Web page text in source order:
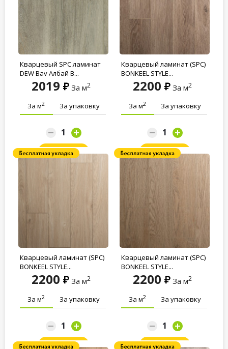
Кварцевый SPC ламинат
DEW Bay Албай B...
2019 За м2
За м2 За упаковку
Заказать
Кварцевый ламинат (SPC)
BONKEEL STYLE...
2200 За м2
За м2 За упаковку
Заказать
Кварцевый ламинат (SPC)
BONKEEL STYLE...
2200 За м2
За м2 За упаковку
Заказать
Кварцевый ламинат (SPC)
BONKEEL STYLE...
2200 За м2
За м2 За упаковку
Заказать